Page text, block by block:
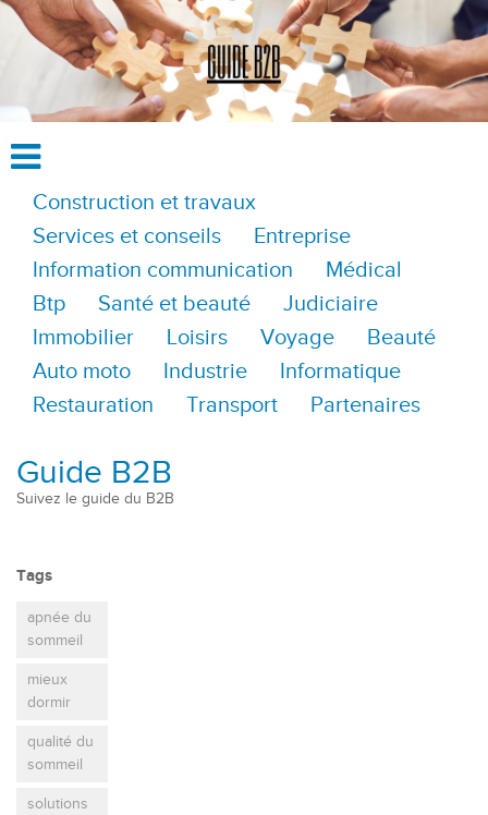
Construction et travaux
Services et conseils
Entreprise
Information communication
Médical
Btp
Santé et beauté
Judiciaire
Immobilier
Loisirs Voyage
Beauté
Auto moto
Industrie
Informatique
Restauration
Transport Partenaires
Guide B2B
Suivez le guide du B2B
Tags
apnée du
sommeil
mieux
dormir
qualité du
sommeil
solutions